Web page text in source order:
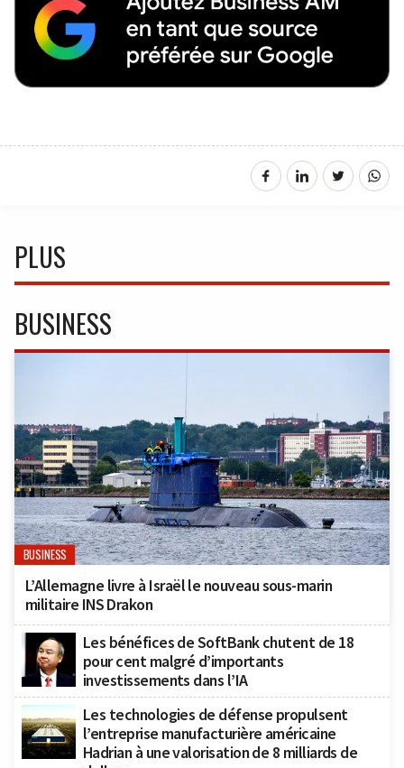
PLUS
BUSINESS
BUSINESS
L’Allemagne livre à Israël le nouveau sous-marin
militaire INS Drakon
Les bénéfices de SoftBank chutent de 18
pour cent malgré d’importants
investissements dans l’IA
Les technologies de défense propulsent
l’entreprise manufacturière américaine
Hadrian à une valorisation de 8 milliards de